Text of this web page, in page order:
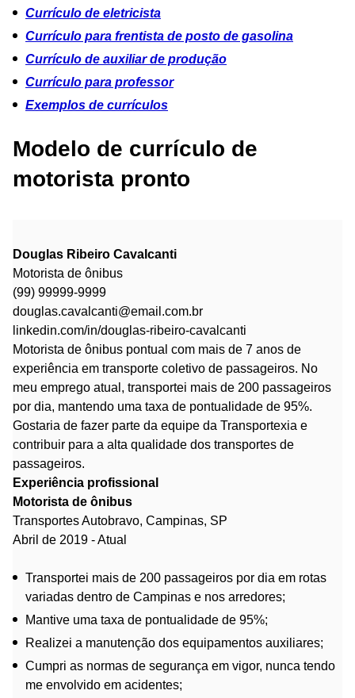
Currículo de eletricista
Currículo para frentista de posto de gasolina
Currículo de auxiliar de produção
Currículo para professor
Exemplos de currículos
Modelo de currículo de
motorista pronto
Douglas Ribeiro Cavalcanti
Motorista de ônibus
(99) 99999-9999
douglas.cavalcanti@email.com.br
linkedin.com/in/douglas-ribeiro-cavalcanti
Motorista de ônibus pontual com mais de 7 anos de
experiência em transporte coletivo de passageiros. No
meu emprego atual, transportei mais de 200 passageiros
por dia, mantendo uma taxa de pontualidade de 95%.
Gostaria de fazer parte da equipe da Transportexia e
contribuir para a alta qualidade dos transportes de
passageiros.
Experiência profissional
Motorista de ônibus
Transportes Autobravo, Campinas, SP
Abril de 2019 - Atual
Transportei mais de 200 passageiros por dia em rotas
variadas dentro de Campinas e nos arredores;
Mantive uma taxa de pontualidade de 95%;
Realizei a manutenção dos equipamentos auxiliares;
Cumpri as normas de segurança em vigor, nunca tendo
me envolvido em acidentes;